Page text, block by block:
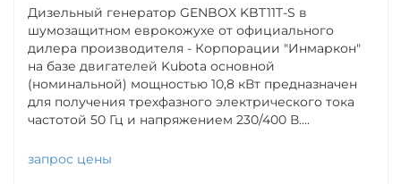
Дизельный генератор GENBOX KBT11T-S в
шумозащитном еврокожухе от официального
дилера производителя - Корпорации "Инмаркон"
на базе двигателей Kubota основной
(номинальной) мощностью 10,8 кВт предназначен
для получения трехфазного электрического тока
частотой 50 Гц и напряжением 230/400 В....
запрос цены